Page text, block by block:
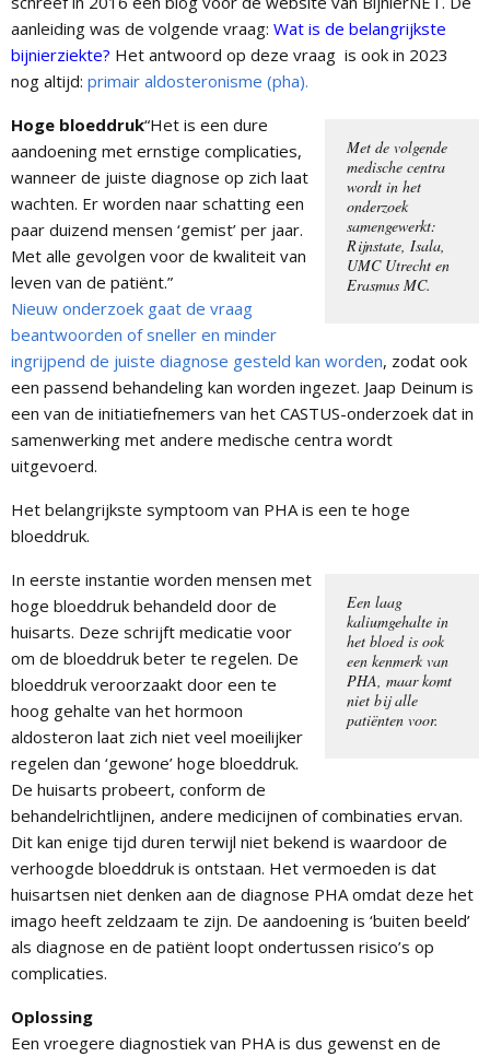
aanleiding was de volgende vraag: Wat is de belangrijkste
bijnierziekte? Het antwoord op deze vraag is ook in 2023
nog altijd: primair aldosteronisme (pha).
Met de volgende
medische centra
wordt in het
onderzoek
samengewerkt:
Rijnstate, Isala,
UMC Utrecht en
Erasmus MC.
Hoge bloeddruk“Het is een dure
aandoening met ernstige complicaties,
wanneer de juiste diagnose op zich laat
wachten. Er worden naar schatting een
paar duizend mensen ‘gemist’ per jaar.
Met alle gevolgen voor de kwaliteit van
leven van de patiënt.”
Nieuw onderzoek gaat de vraag
beantwoorden of sneller en minder
ingrijpend de juiste diagnose gesteld kan worden, zodat ook
een passend behandeling kan worden ingezet. Jaap Deinum is
een van de initiatiefnemers van het CASTUS-onderzoek dat in
samenwerking met andere medische centra wordt
uitgevoerd.
Het belangrijkste symptoom van PHA is een te hoge
bloeddruk.
Een laag
kaliumgehalte in
het bloed is ook
een kenmerk van
PHA, maar komt
niet bij alle
patiënten voor.
In eerste instantie worden mensen met
hoge bloeddruk behandeld door de
huisarts. Deze schrijft medicatie voor
om de bloeddruk beter te regelen. De
bloeddruk veroorzaakt door een te
hoog gehalte van het hormoon
aldosteron laat zich niet veel moeilijker
regelen dan ‘gewone’ hoge bloeddruk.
De huisarts probeert, conform de
behandelrichtlijnen, andere medicijnen of combinaties ervan.
Dit kan enige tijd duren terwijl niet bekend is waardoor de
verhoogde bloeddruk is ontstaan. Het vermoeden is dat
huisartsen niet denken aan de diagnose PHA omdat deze het
imago heeft zeldzaam te zijn. De aandoening is ‘buiten beeld’
als diagnose en de patiënt loopt ondertussen risico’s op
complicaties.
Oplossing
Een vroegere diagnostiek van PHA is dus gewenst en de